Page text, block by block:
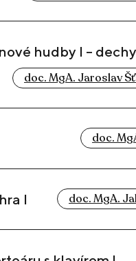
hudby I –
doc. MgA. Jaroslav
doc.
I doc. MgA.